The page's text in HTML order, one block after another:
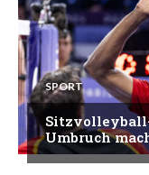
SPORT
Umbruch